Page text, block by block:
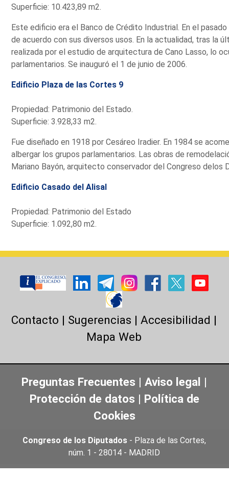
Superficie: 10.423,89 m2.
Este edificio era el Banco de Crédito Industrial. En el
de acuerdo con sus diversos usos. En la actualidad, tras la
realizada por el estudio de arquitectura de Cano Lasso, lo
parlamentarios. Se inauguró el 1 de junio de 2006.
Edificio Plaza de las Cortes 9
Propiedad: Patrimonio del Estado.
Superficie: 3.928,33 m2.
Fue diseñado en 1918 por Cesáreo Iradier. En 1984 se
albergar los grupos parlamentarios. Las obras de
Mariano Bayón, arquitecto conservador del Congreso delos
Edificio Casado del Alisal
Propiedad: Patrimonio del Estado
Superficie: 1.092,80 m2.
Contacto | Sugerencias |Accesibilidad |
Mapa Web
Preguntas Frecuentes | Aviso legal |
Protección de datos | Política de
Cookies
Congreso de los Diputados - Plaza de las Cortes,
núm. 1 - 28014 - MADRID